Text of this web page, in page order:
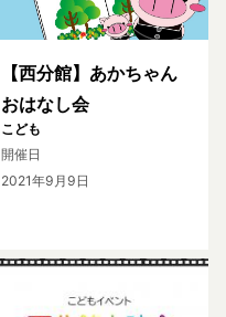
【西分館】あかちゃん
おはなし会
こども
開催日
2021年9月9日